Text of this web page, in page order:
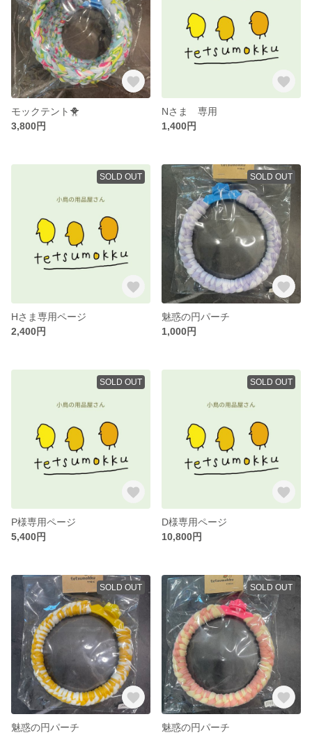
モックテント🐥
3,800円
Nさま 専用
1,400円
SOLD OUT
Hさま専用ページ
2,400円
SOLD OUT
魅惑の円パーチ
1,000円
SOLD OUT
P様専用ページ
5,400円
SOLD OUT
D様専用ページ
10,800円
SOLD OUT
魅惑の円パーチ
SOLD OUT
魅惑の円パーチ